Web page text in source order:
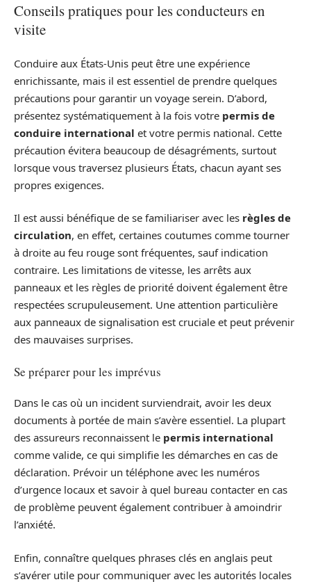
Conseils pratiques pour les conducteurs en
visite
Conduire aux États-Unis peut être une expérience
enrichissante, mais il est essentiel de prendre quelques
précautions pour garantir un voyage serein. D’abord,
présentez systématiquement à la fois votre permis de
conduire international et votre permis national. Cette
précaution évitera beaucoup de désagréments, surtout
lorsque vous traversez plusieurs États, chacun ayant ses
propres exigences.
Il est aussi bénéfique de se familiariser avec les règles de
circulation, en effet, certaines coutumes comme tourner
à droite au feu rouge sont fréquentes, sauf indication
contraire. Les limitations de vitesse, les arrêts aux
panneaux et les règles de priorité doivent également être
respectées scrupuleusement. Une attention particulière
aux panneaux de signalisation est cruciale et peut prévenir
des mauvaises surprises.
Se préparer pour les imprévus
Dans le cas où un incident surviendrait, avoir les deux
documents à portée de main s’avère essentiel. La plupart
des assureurs reconnaissent le permis international
comme valide, ce qui simplifie les démarches en cas de
déclaration. Prévoir un téléphone avec les numéros
d’urgence locaux et savoir à quel bureau contacter en cas
de problème peuvent également contribuer à amoindrir
l’anxiété.
Enfin, connaître quelques phrases clés en anglais peut
s’avérer utile pour communiquer avec les autorités locales